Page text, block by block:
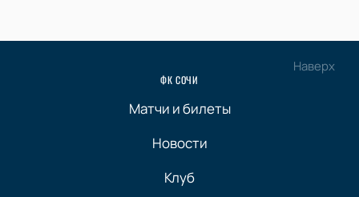
Наверх
ФК СОЧИ
Матчи и билеты
Новости
Клуб